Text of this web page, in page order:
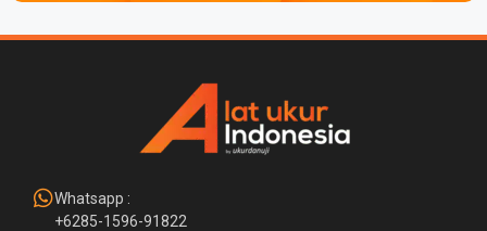
Whatsapp :
+6285-1596-91822